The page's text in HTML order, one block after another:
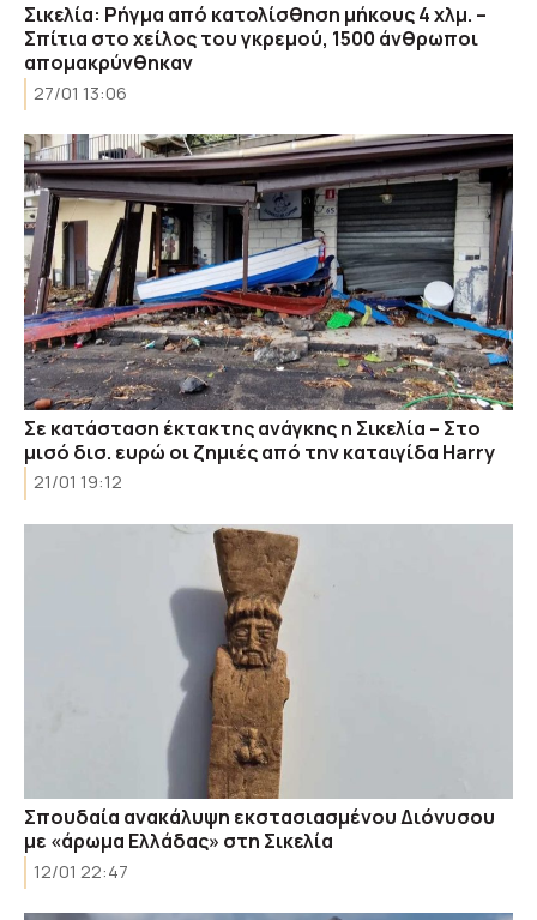
Σικελία: Ρήγμα από κατολίσθηση μήκους 4 χλμ. –
Σπίτια στο χείλος του γκρεμού, 1500 άνθρωποι
απομακρύνθηκαν
27/01 13:06
Σε κατάσταση έκτακτης ανάγκης η Σικελία – Στο
μισό δισ. ευρώ οι ζημιές από την καταιγίδα Harry
21/01 19:12
Σπουδαία ανακάλυψη εκστασιασμένου Διόνυσου
με «άρωμα Ελλάδας» στη Σικελία
12/01 22:47